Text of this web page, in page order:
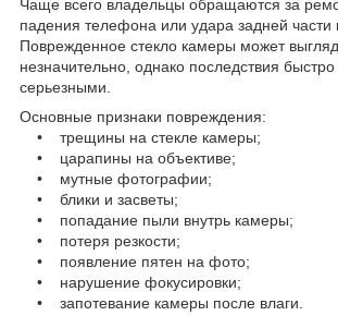
Чаще всего владельцы обращаются за
падения телефона или удара задней части
Поврежденное стекло камеры может
незначительно, однако последствия быстро
серьезными.
Основные признаки повреждения:
• трещины на стекле камеры;
• царапины на объективе;
• мутные фотографии;
• блики и засветы;
• попадание пыли внутрь камеры;
• потеря резкости;
• появление пятен на фото;
• нарушение фокусировки;
• запотевание камеры после влаги.